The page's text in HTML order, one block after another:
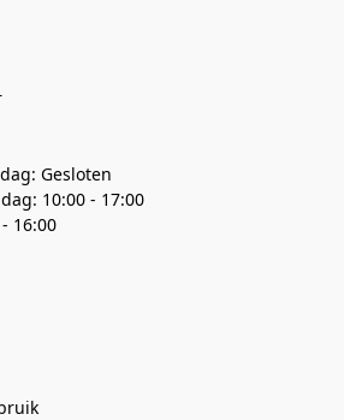
Gesloten
10:00 - 17:00
16:00